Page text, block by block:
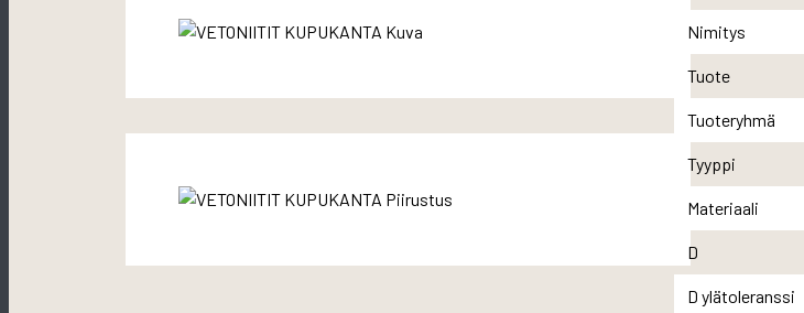
Nimitys
Tuote
Tuoteryhmä
Tyyppi
Materiaali
D
D ylätoleranssi